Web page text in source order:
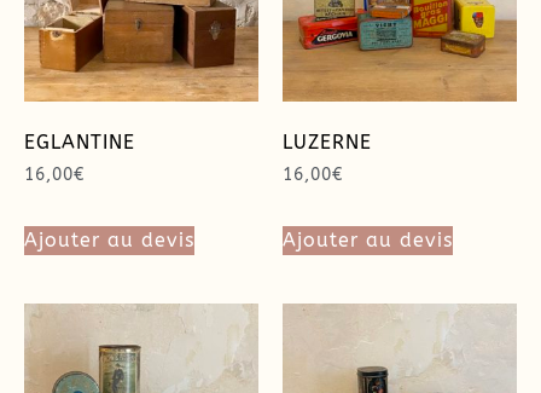
EGLANTINE
16,00€
Ajouter au devis
LUZERNE
16,00€
Ajouter au devis